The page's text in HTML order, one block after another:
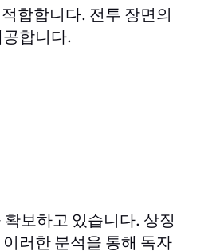
합합니다. 전투 장면의
합니다.
보하고 있습니다. 상징
러한 분석을 통해 독자